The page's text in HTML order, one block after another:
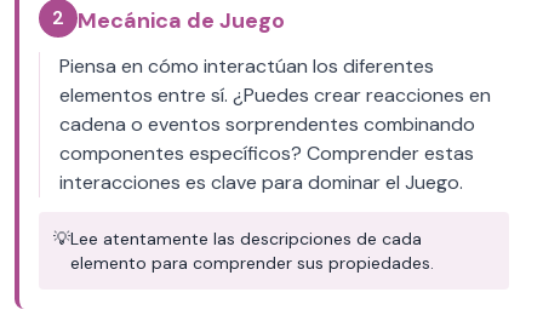
2 Mecánica de Juego
Piensa en cómo interactúan los diferentes
elementos entre sí. ¿Puedes crear reacciones en
cadena o eventos sorprendentes combinando
componentes específicos? Comprender estas
interacciones es clave para dominar el Juego.
💡Lee atentamente las descripciones de cada
elemento para comprender sus propiedades.